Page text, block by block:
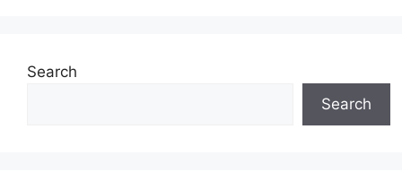
Search
Search